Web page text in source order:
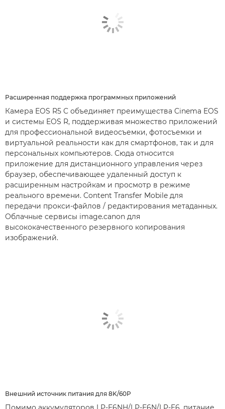
Расширенная поддержка программных приложений
Камера EOS R5 C объединяет преимущества Cinema EOS
и системы EOS R, поддерживая множество приложений
для профессиональной видеосъемки, фотосъемки и
виртуальной реальности как для смартфонов, так и для
персональных компьютеров. Сюда относится
приложение для дистанционного управления через
браузер, обеспечивающее удаленный доступ к
расширенным настройкам и просмотр в режиме
реального времени. Content Transfer Mobile для
передачи прокси-файлов / редактирования метаданных.
Облачные сервисы image.canon для
высококачественного резервного копирования
изображений.
Внешний источник питания для 8K/60P